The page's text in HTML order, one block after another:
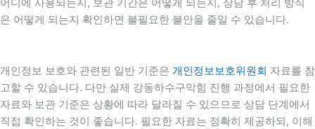
은 어떻게 되는지 확인하면 불필요한 불안을 줄일 수 있습니다.
개인정보 보호와 관련된 일반 기준은 개인정보보호위원회 자료를 참
고할 수 있습니다. 다만 실제 강동하수구막힘 진행 과정에서 필요한
자료와 보관 기준은 상황에 따라 달라질 수 있으므로 상담 단계에서
직접 확인하는 것이 좋습니다. 필요한 자료는 정확히 제공하되, 이해